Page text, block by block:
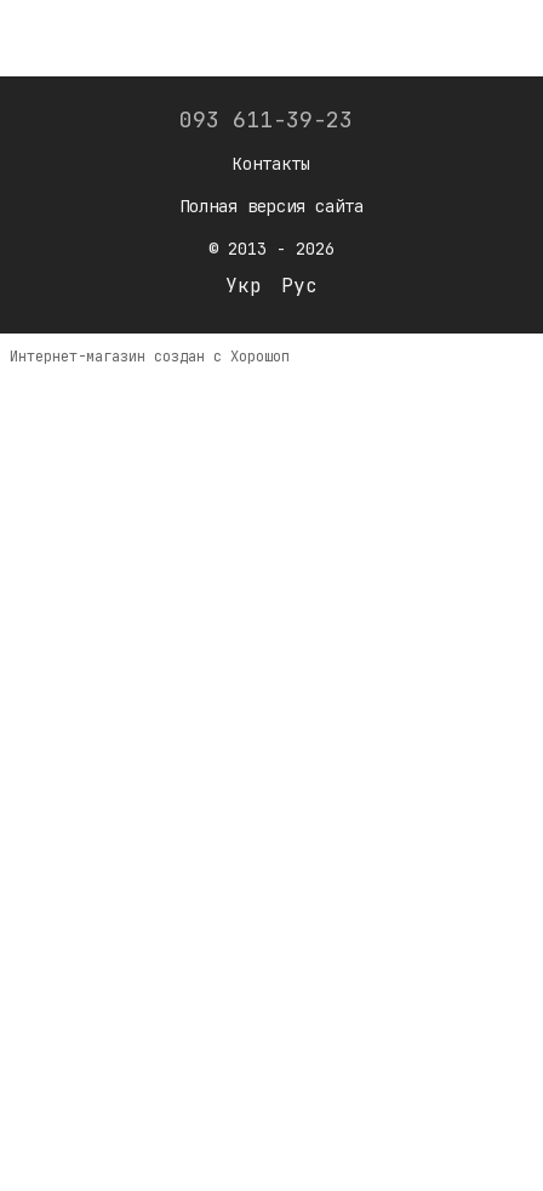
093 611-39-23
Контакты
Полная версия сайта
© 2013 - 2026
Укр Рус
Интернет-магазин создан с Хорошоп